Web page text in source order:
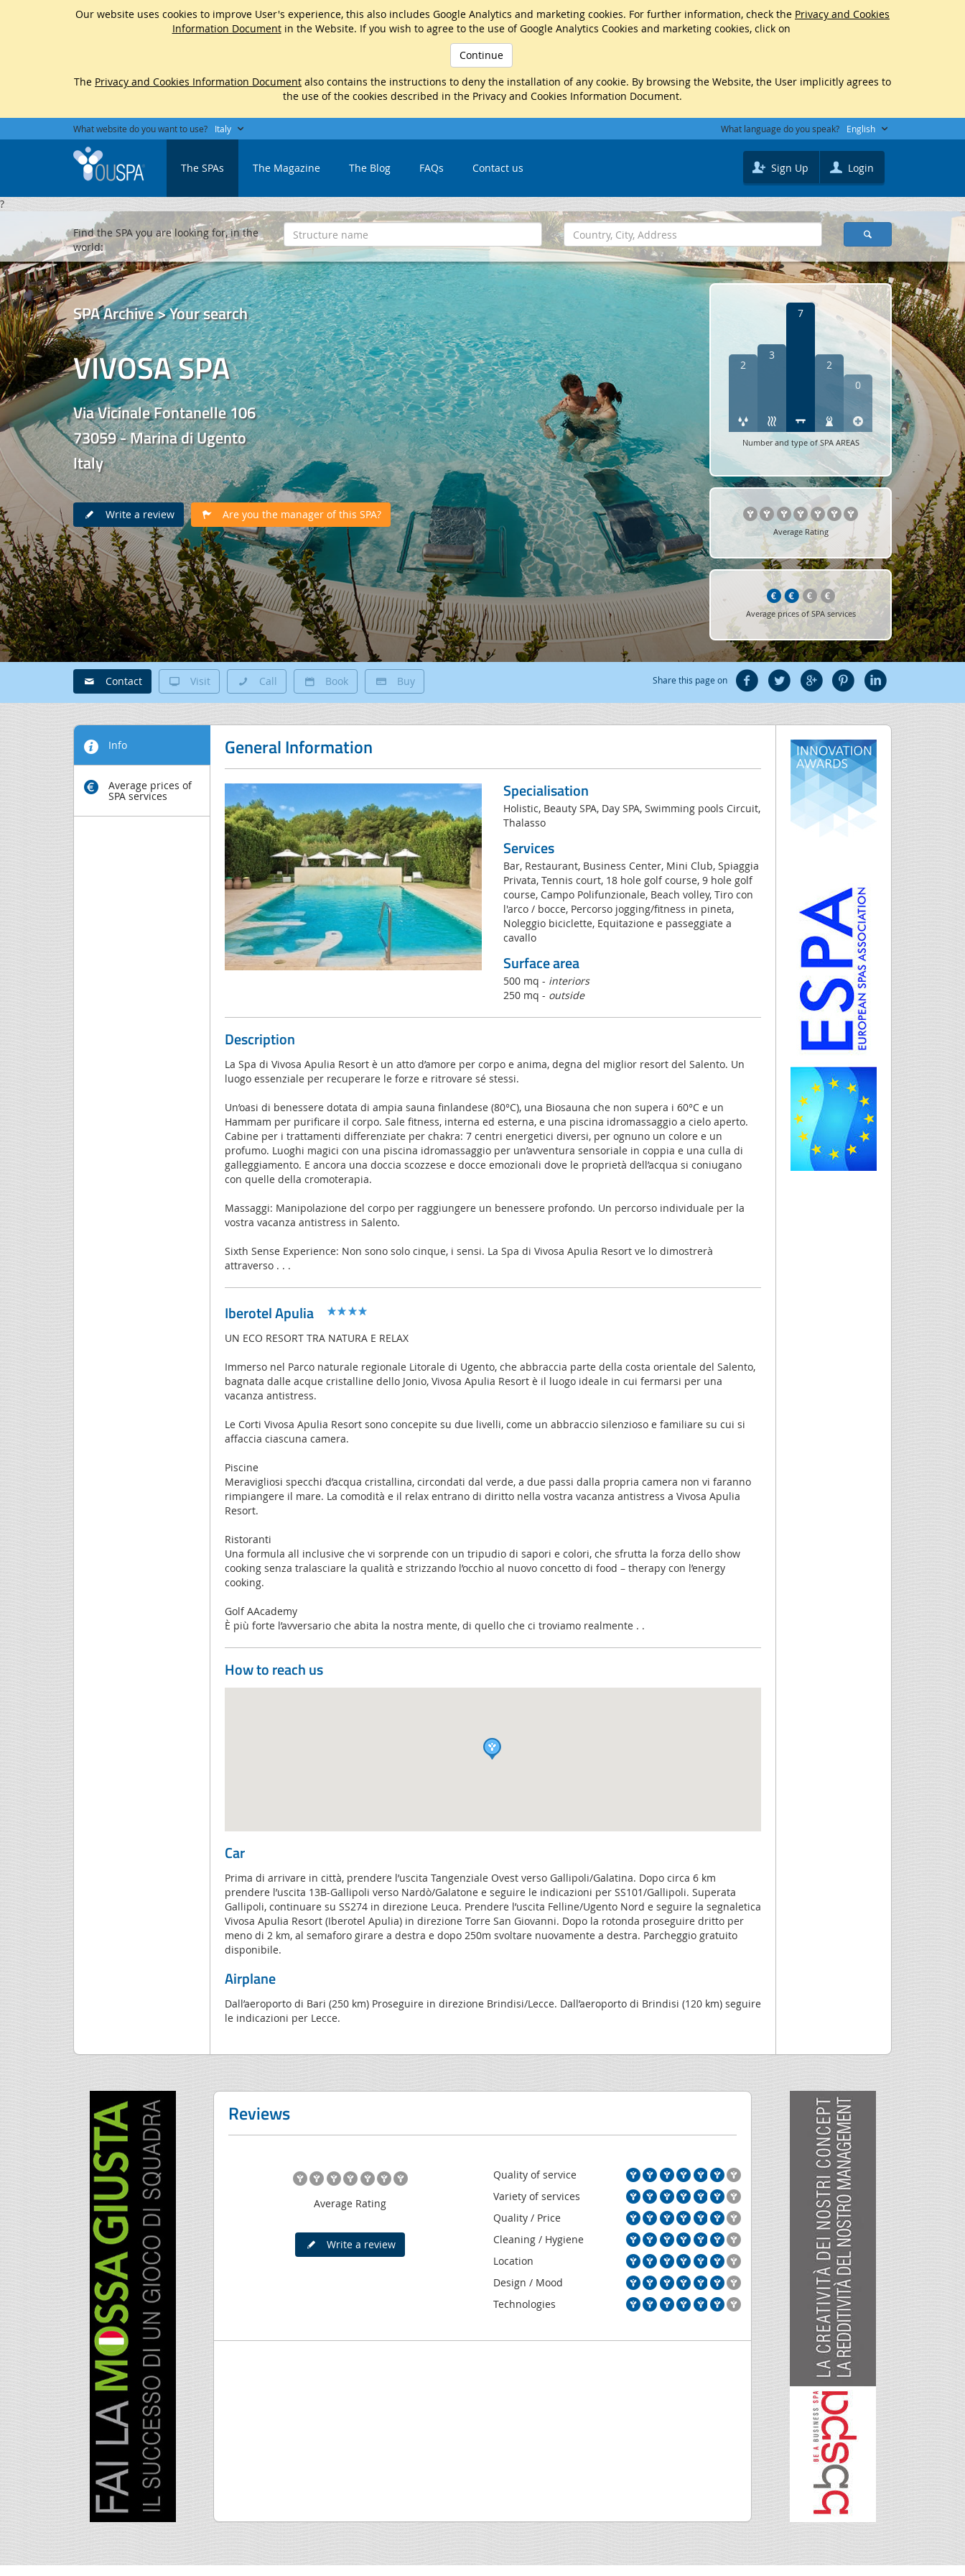
Our website uses cookies to improve User's experience, this also includes Google Analytics and marketing cookies. For further information, check the Privacy and Cookies
Information Documentin the Website. If you wish to agree to the use of Google Analytics Cookies and marketing cookies, click on
Continue
The Privacy and Cookies Information Document also contains the instructions to deny the installation of any cookie. By browsing the Website, the User implicitly agrees to
the use of the cookies described in the Privacy and Cookies Information Document.
What website do you want to use? Italy What language do you speak? English
The SPAs The Magazine The Blog FAQs Contact us Sign Up Login
?
SPA Archive > Your search
VIVOSA SPA
Via Vicinale Fontanelle 106
73059 - Marina di Ugento
Italy
Write a review Are you the manager of this SPA?
2
3
7
2
0
Number and type of SPA AREAS
Average Rating
Average prices of SPA services
Find the SPA you are looking for, in the
world:
Contact Visit Call Book Buy Share this page on
Info
Average prices of
SPA services
General Information
Specialisation
Holistic, Beauty SPA, Day SPA, Swimming pools Circuit,
Thalasso
Services
Bar, Restaurant, Business Center, Mini Club, Spiaggia
Privata, Tennis court, 18 hole golf course, 9 hole golf
course, Campo Polifunzionale, Beach volley, Tiro con
l'arco / bocce, Percorso jogging/fitness in pineta,
Noleggio biciclette, Equitazione e passeggiate a
cavallo
Surface area
500 mq - interiors
250 mq - outside
Description
La Spa di Vivosa Apulia Resort è un atto d’amore per corpo e anima, degna del miglior resort del Salento. Un
luogo essenziale per recuperare le forze e ritrovare sé stessi.
Un’oasi di benessere dotata di ampia sauna finlandese (80°C), una Biosauna che non supera i 60°C e un
Hammam per purificare il corpo. Sale fitness, interna ed esterna, e una piscina idromassaggio a cielo aperto.
Cabine per i trattamenti differenziate per chakra: 7 centri energetici diversi, per ognuno un colore e un
profumo. Luoghi magici con una piscina idromassaggio per un’avventura sensoriale in coppia e una culla di
galleggiamento. E ancora una doccia scozzese e docce emozionali dove le proprietà dell’acqua si coniugano
con quelle della cromoterapia.
Massaggi: Manipolazione del corpo per raggiungere un benessere profondo. Un percorso individuale per la
vostra vacanza antistress in Salento.
Sixth Sense Experience: Non sono solo cinque, i sensi. La Spa di Vivosa Apulia Resort ve lo dimostrerà
attraverso . . .
Iberotel Apulia
UN ECO RESORT TRA NATURA E RELAX
Immerso nel Parco naturale regionale Litorale di Ugento, che abbraccia parte della costa orientale del Salento,
bagnata dalle acque cristalline dello Jonio, Vivosa Apulia Resort è il luogo ideale in cui fermarsi per una
vacanza antistress.
Le Corti Vivosa Apulia Resort sono concepite su due livelli, come un abbraccio silenzioso e familiare su cui si
affaccia ciascuna camera.
Piscine
Meravigliosi specchi d’acqua cristallina, circondati dal verde, a due passi dalla propria camera non vi faranno
rimpiangere il mare. La comodità e il relax entrano di diritto nella vostra vacanza antistress a Vivosa Apulia
Resort.
Ristoranti
Una formula all inclusive che vi sorprende con un tripudio di sapori e colori, che sfrutta la forza dello show
cooking senza tralasciare la qualità e strizzando l’occhio al nuovo concetto di food – therapy con l’energy
cooking.
Golf AAcademy
È più forte l’avversario che abita la nostra mente, di quello che ci troviamo realmente . .
How to reach us
Car
Prima di arrivare in città, prendere l’uscita Tangenziale Ovest verso Gallipoli/Galatina. Dopo circa 6 km
prendere l’uscita 13B-Gallipoli verso Nardò/Galatone e seguire le indicazioni per SS101/Gallipoli. Superata
Gallipoli, continuare su SS274 in direzione Leuca. Prendere l’uscita Felline/Ugento Nord e seguire la segnaletica
Vivosa Apulia Resort (Iberotel Apulia) in direzione Torre San Giovanni. Dopo la rotonda proseguire dritto per
meno di 2 km, al semaforo girare a destra e dopo 250m svoltare nuovamente a destra. Parcheggio gratuito
disponibile.
Airplane
Dall’aeroporto di Bari (250 km) Proseguire in direzione Brindisi/Lecce. Dall’aeroporto di Brindisi (120 km) seguire
le indicazioni per Lecce.
Reviews
Average Rating
Write a review
Quality of service
Variety of services
Quality / Price
Cleaning / Hygiene
Location
Design / Mood
Technologies